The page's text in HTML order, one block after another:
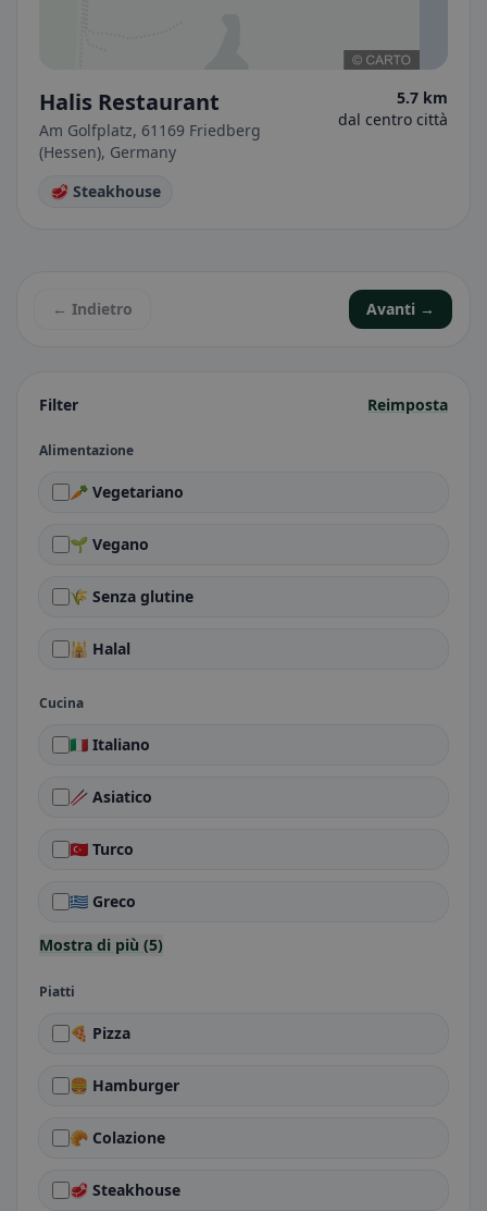
Filter Reimposta
Alimentazione
🥕 Vegetariano
🌱 Vegano
🌾 Senza glutine
🕌 Halal
Cucina
🇮🇹 Italiano
🥢 Asiatico
🇹🇷 Turco
🇬🇷 Greco
Mostra di più (5)
Piatti
🍕 Pizza
🍔 Hamburger
🥐 Colazione
🥩 Steakhouse
Halis Restaurant
Am Golfplatz, 61169 Friedberg
(Hessen), Germany
5.7 km
dal centro città
🥩 Steakhouse
← Indietro Avanti →